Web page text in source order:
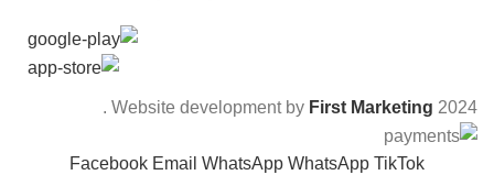
Website development by First Marketing 2024
.
Facebook Email WhatsApp WhatsApp TikTok